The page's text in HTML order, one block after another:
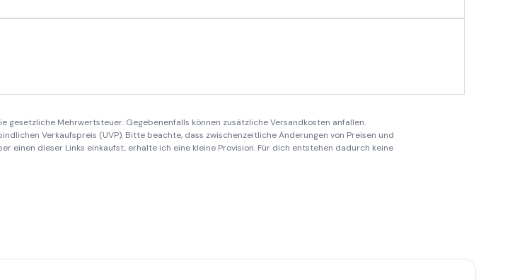
gesetzliche Mehrwertsteuer. Gegebenenfalls können zusätzliche Versandkosten anfallen.
Verkaufspreis (UVP). Bitte beachte, dass zwischenzeitliche Änderungen von Preisen und
einen dieser Links einkaufst, erhalte ich eine kleine Provision. Für dich entstehen dadurch keine